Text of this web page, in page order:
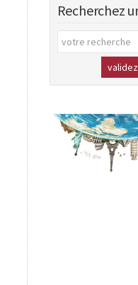
Recherchez